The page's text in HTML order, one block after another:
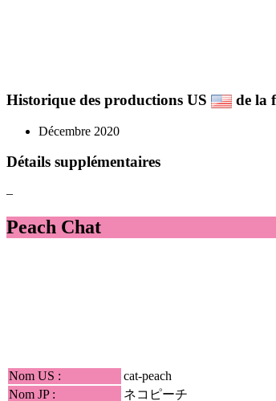
Historique des productions US de la
Décembre 2020
Détails supplémentaires
–
Peach Chat
Nom US :
cat-peach
Nom JP :
ネコピーチ